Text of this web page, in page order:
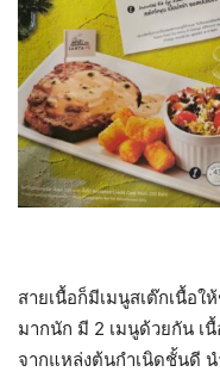
สายเนื้อก็มีเมนูสเต๊กเนื้อ
มากนัก มี 2 เมนูด้วยกัน เ
จากแหล่งต้นกำเนิดชั้นดี น